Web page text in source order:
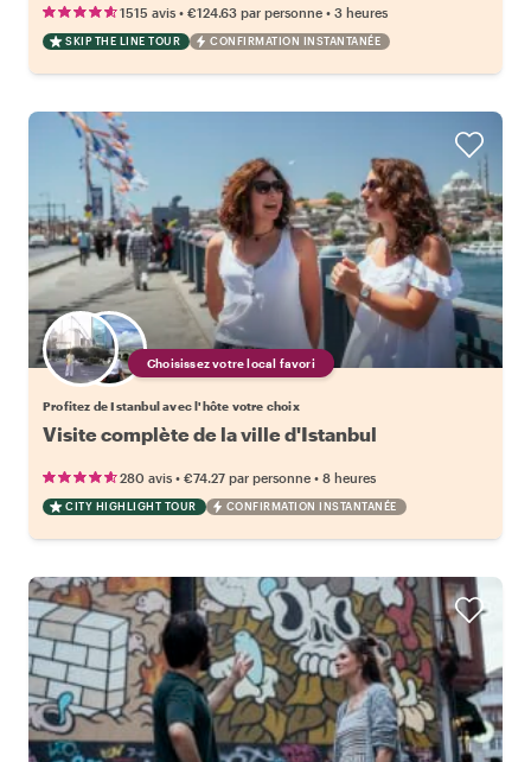
1515 avis • €124.63 par personne • 3 heures
SKIP THE LINE TOUR CONFIRMATION INSTANTANÉE
Choisissez votre local favori
Profitez de Istanbul avec l'hôte votre choix
Visite complète de la ville d'Istanbul
280 avis • €74.27 par personne • 8 heures
CITY HIGHLIGHT TOUR CONFIRMATION INSTANTANÉE